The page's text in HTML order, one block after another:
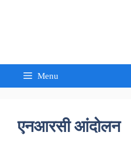
Menu
एनआरसी आंदोलन